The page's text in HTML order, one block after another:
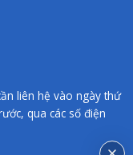
liên hệ vào ngày thứ
qua các số điện